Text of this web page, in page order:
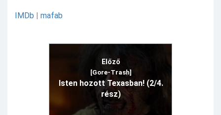
IMDb | mafab
Előző
[Gore-Trash]
Isten hozott Texasban! (2/4.
rész)